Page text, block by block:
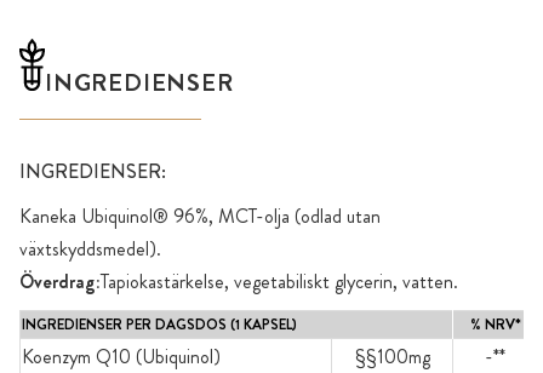
INGREDIENSER
INGREDIENSER:
Kaneka Ubiquinol® 96%, MCT-olja (odlad utan
växtskyddsmedel).
Överdrag:Tapiokastärkelse, vegetabiliskt glycerin, vatten.
INGREDIENSER PER DAGSDOS (1 KAPSEL) % NRV*
Koenzym Q10 (Ubiquinol) §§100mg
-**